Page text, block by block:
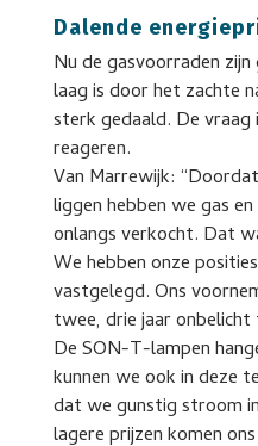
Dalende
Nu de gasvoorraden
laag is door het zachte
sterk gedaald. De
reageren.
Van Marrewijk:
liggen hebben we gas
onlangs verkocht. Dat
We hebben onze
vastgelegd. Ons
twee, drie jaar onbelicht
De SON-T-lampen
kunnen we ook in deze
dat we gunstig stroom
lagere prijzen komen